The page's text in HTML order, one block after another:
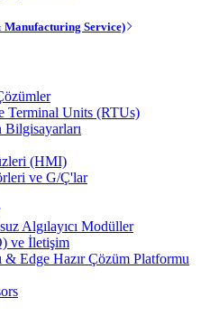
Manufacturing Service)
Terminal Units (RTUs)
(HMI)
ve G/Ç'lar
Algılayıcı Modüller
ve İletişim
& Edge Hazır Çözüm Platformu